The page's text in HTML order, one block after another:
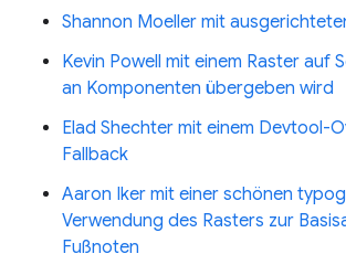
Shannon Moeller mit
Kevin Powell mit einem Raster auf
an Komponenten übergeben wird
Elad Shechter mit einem Devtool-
Fallback
Aaron Iker mit einer schönen
Verwendung des Rasters zur
Fußnoten